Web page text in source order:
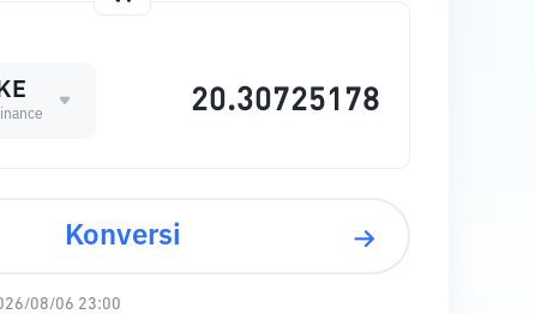
Konversi
08/06 23:00